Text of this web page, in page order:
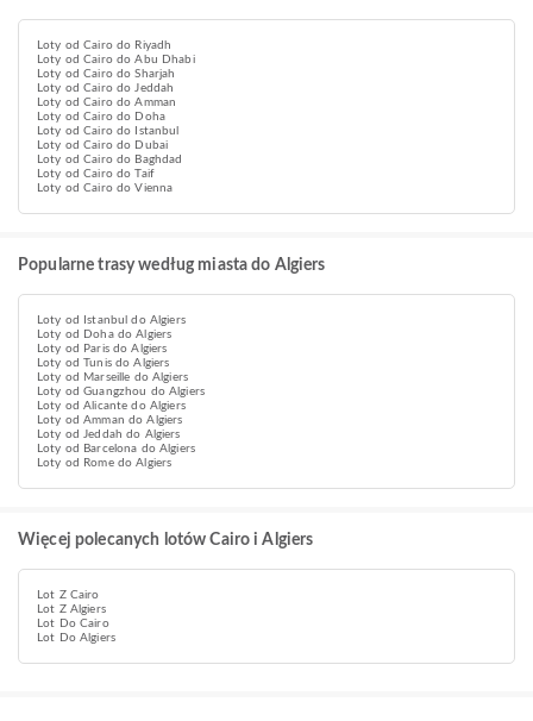
Loty od Cairo do Riyadh
Loty od Cairo do Abu Dhabi
Loty od Cairo do Sharjah
Loty od Cairo do Jeddah
Loty od Cairo do Amman
Loty od Cairo do Doha
Loty od Cairo do Istanbul
Loty od Cairo do Dubai
Loty od Cairo do Baghdad
Loty od Cairo do Taif
Loty od Cairo do Vienna
Popularne trasy według miasta do Algiers
Loty od Istanbul do Algiers
Loty od Doha do Algiers
Loty od Paris do Algiers
Loty od Tunis do Algiers
Loty od Marseille do Algiers
Loty od Guangzhou do Algiers
Loty od Alicante do Algiers
Loty od Amman do Algiers
Loty od Jeddah do Algiers
Loty od Barcelona do Algiers
Loty od Rome do Algiers
Więcej polecanych lotów Cairo i Algiers
Lot Z Cairo
Lot Z Algiers
Lot Do Cairo
Lot Do Algiers